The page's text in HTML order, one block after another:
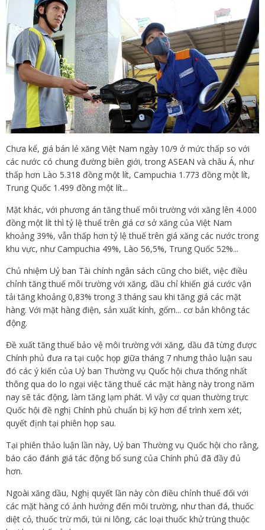
Chưa kể, giá bán lẻ xăng Việt Nam ngày 10/9 ở mức thấp so với
các nước có chung đường biên giới, trong ASEAN và châu Á, như
thấp hơn Lào 5.318 đồng một lít, Campuchia 1.773 đồng một lít,
Trung Quốc 1.499 đồng một lít...
Mặt khác, với phương án tăng thuế môi trường với xăng lên 4.000
đồng một lít thì tỷ lệ thuế trên giá cơ sở xăng của Việt Nam
khoảng 39%, vẫn thấp hơn tỷ lệ thuế trên giá xăng các nước trong
khu vực, như Campuchia 49%, Lào 56,5%, Trung Quốc 52%...
Chủ nhiệm Uỷ ban Tài chính ngân sách cũng cho biết, việc điều
chỉnh tăng thuế môi trường với xăng, dầu chỉ khiến giá cước vận
tải tăng khoảng 0,83% trong 3 tháng sau khi tăng giá các mặt
hàng. Với mặt hàng điện, sản xuất kính, gốm... cơ bản không tác
động.
Đề xuất tăng thuế bảo vệ môi trường với xăng, dầu đã từng được
Chính phủ đưa ra tại cuộc họp giữa tháng 7 nhưng thảo luận sau
đó các ý kiến của Uỷ ban Thường vụ Quốc hội chưa thống nhất
thông qua do lo ngại việc tăng thuế các mặt hàng này trong năm
nay sẽ tác động, làm tăng lạm phát. Vì vậy cơ quan thường trực
Quốc hội đề nghị Chính phủ chuẩn bị kỹ hơn để trình xem xét,
quyết định tại phiên họp sau.
Tại phiên thảo luận lần này, Uỷ ban Thường vụ Quốc hội cho rằng,
báo cáo đánh giá tác động bổ sung của Chính phủ đã đầy đủ
hơn.
Ngoài xăng dầu, Nghị quyết lần này còn điều chỉnh thuế đối với
các mặt hàng có ảnh hưởng đến môi trường, như than đá, thuốc
diệt cỏ, thuốc trừ mối, túi ni lông, các loại thuốc khử trùng thuộc